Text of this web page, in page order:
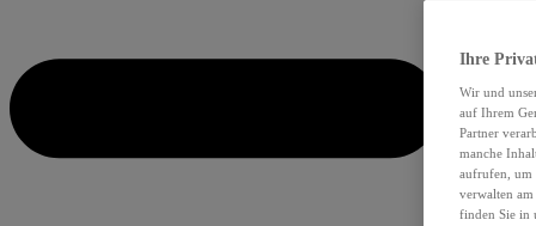
Ihre
Wir und
auf Ihrem
Partner
manche
aufrufen, um
verwalten
finden Sie in